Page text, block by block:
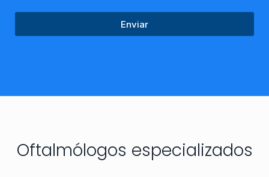
Enviar
Oftalmólogos especializados